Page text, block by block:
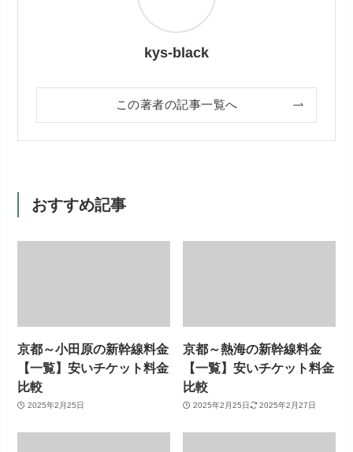
kys-black
この著者の記事一覧へ
おすすめ記事
京都～小田原の新幹線料金
【一覧】安いチケット料金
比較
2025年2月25日
京都～熱海の新幹線料金
【一覧】安いチケット料金
比較
2025年2月25日 2025年2月27日